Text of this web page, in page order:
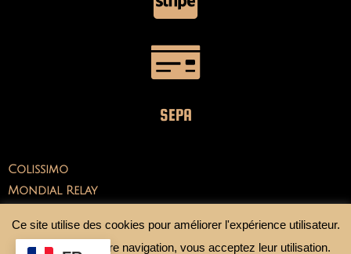
SEPA
Colissimo
Mondial Relay
Ce site utilise des cookies pour améliorer l'expérience utilisateur.
En continuant votre navigation, vous acceptez leur utilisation.